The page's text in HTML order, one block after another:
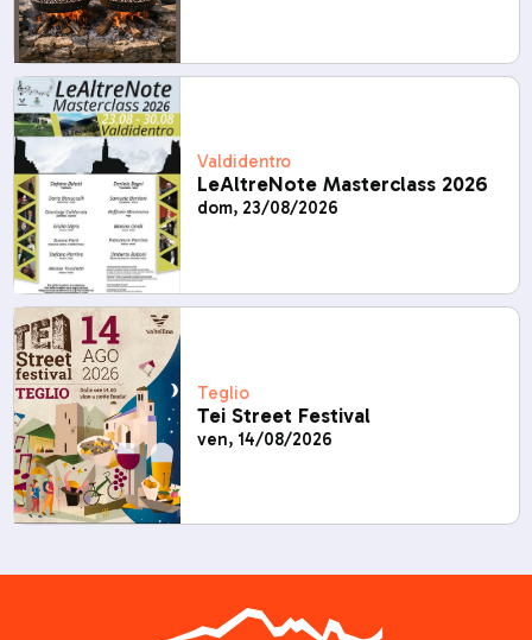
Valdidentro
LeAltreNote Masterclass 2026
dom, 23/08/2026
Teglio
Tei Street Festival
ven, 14/08/2026